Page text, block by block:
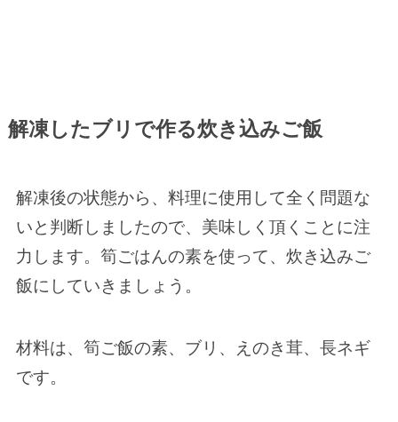
解凍したブリで作る炊き込みご飯
解凍後の状態から、料理に使用して全く問題な
いと判断しましたので、美味しく頂くことに注
力します。筍ごはんの素を使って、炊き込みご
飯にしていきましょう。
材料は、筍ご飯の素、ブリ、えのき茸、長ネギ
です。